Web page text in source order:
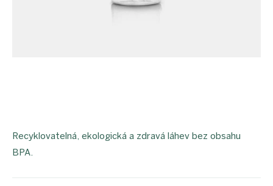
Recyklovatelná, ekologická a zdravá láhev bez obsahu
BPA.